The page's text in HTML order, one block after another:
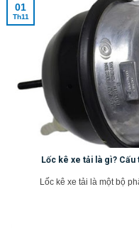
Lốc kê xe tải là gì?
Lốc kê xe tải là một bộ
01
Th11